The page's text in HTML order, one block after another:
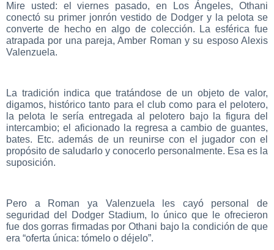
Mire usted: el viernes pasado, en Los Ángeles, Othani
conectó su primer jonrón vestido de Dodger y la pelota se
converte de hecho en algo de colección. La esférica fue
atrapada por una pareja, Amber Roman y su esposo Alexis
Valenzuela.
La tradición indica que tratándose de un objeto de valor,
digamos, histórico tanto para el club como para el pelotero,
la pelota le sería entregada al pelotero bajo la figura del
intercambio; el aficionado la regresa a cambio de guantes,
bates. Etc. además de un reunirse con el jugador con el
propósito de saludarlo y conocerlo personalmente. Esa es la
suposición.
Pero a Roman ya Valenzuela les cayó personal de
seguridad del Dodger Stadium, lo único que le ofrecieron
fue dos gorras firmadas por Othani bajo la condición de que
era “oferta única: tómelo o déjelo”.